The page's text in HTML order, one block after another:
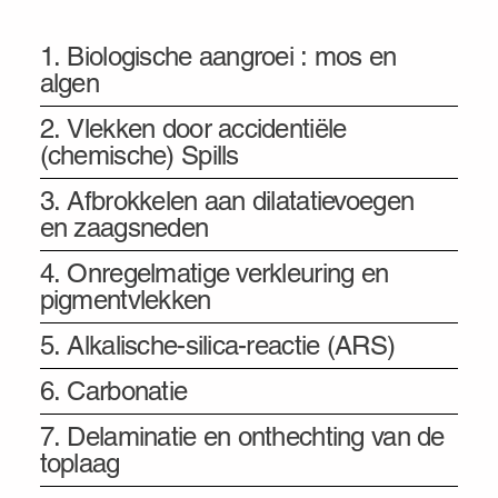
1. Biologische aangroei : mos en
algen
2. Vlekken door accidentiële
(chemische) Spills
3. Afbrokkelen aan dilatatievoegen
en zaagsneden
4. Onregelmatige verkleuring en
pigmentvlekken
5. Alkalische-silica-reactie (ARS)
6. Carbonatie
7. Delaminatie en onthechting van de
toplaag